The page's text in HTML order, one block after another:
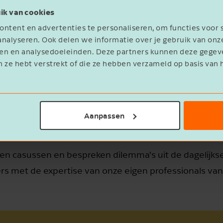
van cookies
en advertenties te personaliseren, om functies voor
Ook delen we informatie over je gebruik van
en analysedoeleinden. Deze partners kunnen deze
hebt verstrekt of die ze hebben verzameld op basis van
Aanpassen
Achternaam
Bedrijfsnaam
Telefoon
Apeldoorn?
CFO’s en andere financiële
we bijeenkomsten waarin we sparren over actuele
wet- en regelgeving, dashboarding of
casussen en bespreken dilemma’s uit de
met de expertise van onze eigen professionals van
Achternaam
Bedrijfsnaam
Telefoon